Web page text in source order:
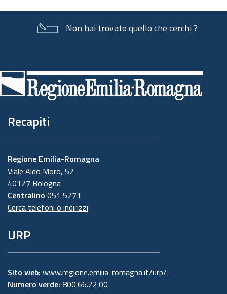
Non hai trovato quello che cerchi ?
di
pagina
Recapiti
Regione Emilia-Romagna
Viale Aldo Moro, 52
40127 Bologna
Centralino 051 5271
Cerca telefoni o indirizzi
URP
Sito web: www.regione.emilia-romagna.it/urp/
Numero verde: 800.66.22.00